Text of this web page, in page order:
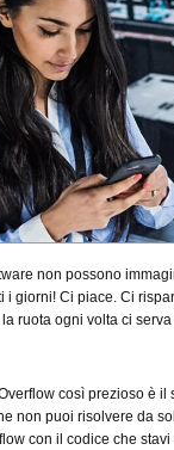
non possono
i giorni! Ci piace. Ci
ruota ogni volta ci
così prezioso è
non puoi risolvere da
con il codice che